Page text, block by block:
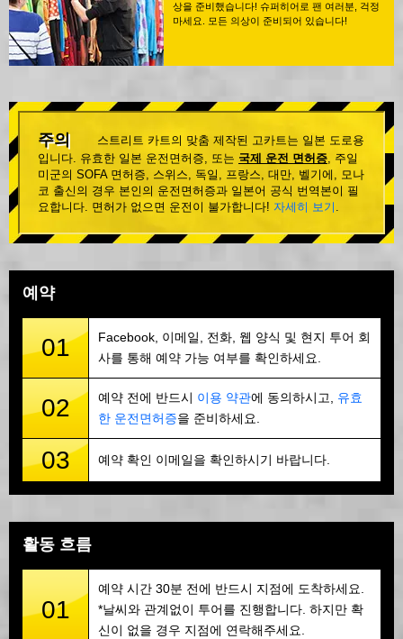
상을 준비했습니다! 슈퍼히어로 팬 여러분, 걱정
마세요. 모든 의상이 준비되어 있습니다!
주의
스트리트 카트의 맞춤 제작된 고카트는 일본 도로용
입니다. 유효한 일본 운전면허증, 또는 국제 운전 면허증, 주일
미군의 SOFA 면허증, 스위스, 독일, 프랑스, 대만, 벨기에, 모나
코 출신의 경우 본인의 운전면허증과 일본어 공식 번역본이 필
요합니다. 면허가 없으면 운전이 불가합니다! 자세히 보기 .
예약
01
Facebook, 이메일, 전화, 웹 양식 및 현지 투어 회
사를 통해 예약 가능 여부를 확인하세요.
02 예약 전에 반드시 이용 약관에 동의하시고, 유효
한 운전면허증을 준비하세요.
03 예약 확인 이메일을 확인하시기 바랍니다.
활동 흐름
01
예약 시간 30분 전에 반드시 지점에 도착하세요.
*날씨와 관계없이 투어를 진행합니다. 하지만 확
신이 없을 경우 지점에 연락해주세요.